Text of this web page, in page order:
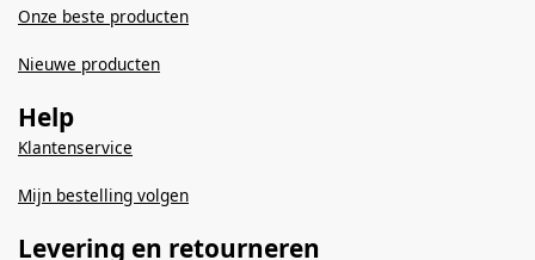
Onze beste producten
Nieuwe producten
Help
Klantenservice
Mijn bestelling volgen
Levering en retourneren